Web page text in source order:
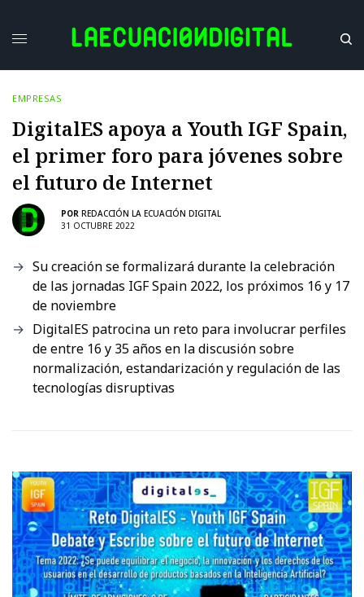
EMPRESAS
DigitalES apoya a Youth IGF Spain,
el primer foro para jóvenes sobre
el futuro de Internet
POR REDACCIÓN LA ECUACIÓN DIGITAL
31 OCTUBRE 2022
Su creación se formalizará durante la celebración
de las jornadas IGF Spain 2022, los próximos 16 y 17
de noviembre
DigitalES patrocina un reto para involucrar perfiles
de entre 16 y 35 años en la discusión sobre
normalización, estandarización y regulación de las
tecnologías disruptivas